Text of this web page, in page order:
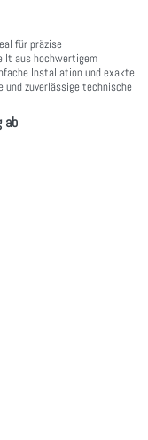
für präzise
aus hochwertigem
Installation und exakte
zuverlässige technische
ab